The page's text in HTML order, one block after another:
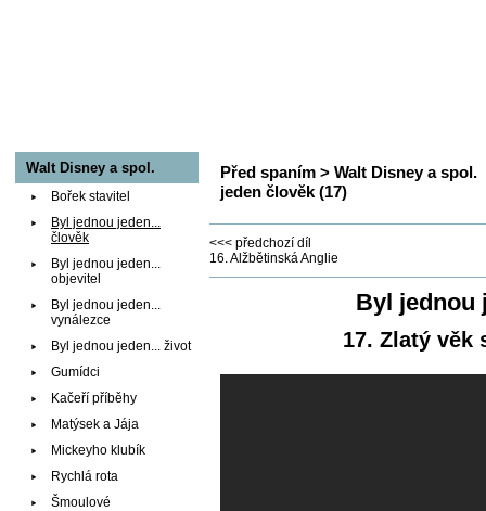
Před spaním > Walt Disney a spol.
jeden člověk (17)
<<< předchozí díl
16. Alžbětinská Anglie
Byl jednou
17. Zlatý věk
Walt Disney a spol.
Bořek stavitel
Byl jednou jeden...
člověk
Byl jednou jeden...
objevitel
Byl jednou jeden...
vynálezce
Byl jednou jeden... život
Gumídci
Kačeří příběhy
Matýsek a Jája
Mickeyho klubík
Rychlá rota
Šmoulové